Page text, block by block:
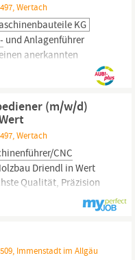
Wertach
KG
und Anlagenführer
anerkannten
Die
und in
Freude anMaschinen
(m/w/d)
Wertach
CNC
Driendl in Wert
Qualität, Präzision
Holz. Wir
Holzbau und sind
Immenstadt im Allgäu